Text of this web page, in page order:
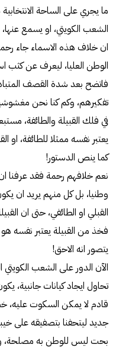
ما يجري على الساحة
الشعب الكويتي، او يسمع
ان خلاف هذه الاسماء جاء
الوطن العليا، ليعرف عن كثب
فاتضح بعد شدة القصف
تفكيرهم، وكم كنا نحن
في فلك القبيلة والطائفة،
يعتبر نفسه ممثلا للطائفة، او
كما ينص الدستور!
نعم خلافهم رحمة فقد عرفنا
وطنيا، بل كل منهم يريد ان
القبلي او الطائفي، حتى ان
فخذ من القبيلة يعتبر نفسه هو
يتصور انه الاحق!
الآن الدور على الشعب
تحاول ايجاد كيانات جانبية،
قادم لا يمكن السكوت
جديد ليتحفنا بتصفيقه على
بحت ليس للوطن به مصلحة،